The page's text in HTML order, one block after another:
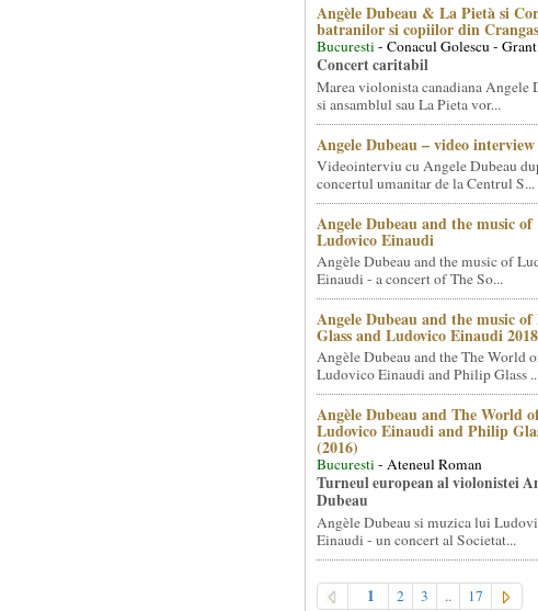
Angèle Dubeau & La Pietà si
batranilor si copiilor din
Bucuresti- Conacul Golescu - Grant
Concert caritabil
Marea violonista canadiana Angele
si ansamblul sau La Pieta vor...
Angele Dubeau – video interview
Videointerviu cu Angele Dubeau
concertul umanitar de la Centrul S...
Angele Dubeau and the music of
Ludovico Einaudi
Angèle Dubeau and the music of
Einaudi - a concert of The So...
Angele Dubeau and the music
Glass and Ludovico Einaudi 2018
Angèle Dubeau and the The World
Ludovico Einaudi and Philip Glass
Angèle Dubeau and The World
Ludovico Einaudi and Philip
(2016)
Bucuresti- Ateneul Roman
Turneul european al violonistei
Dubeau
Angèle Dubeau si muzica lui
Einaudi - un concert al Societat...
1 2 3 .. 17